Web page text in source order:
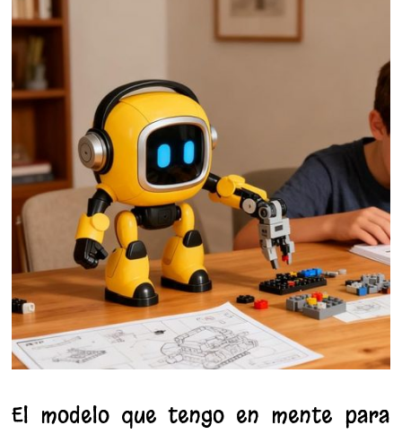
El modelo que tengo en mente para